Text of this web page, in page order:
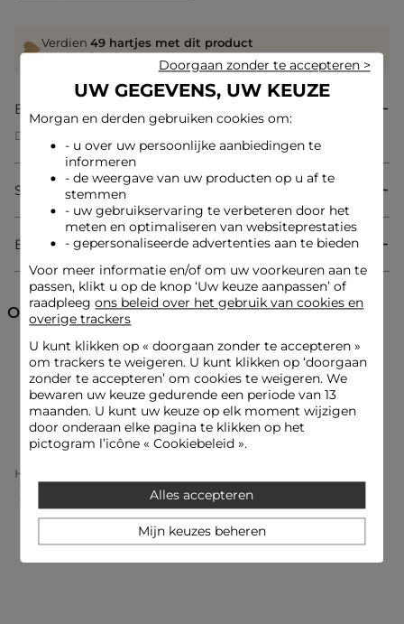
Verdien 49 hartjes met dit product
Log in of registreer
Beschrijving
Deze lange en rechte jurk belichaamt een moderne
vrouwelijkheid dankzij de snit die een verfijnd silhouet
creëert. De volantdetails aan de mouwen geven een
geraffineerde elegantie, terwijl een subtiele split precies de
juiste hoeveelheid sensualiteit onthult. De vloeiende
uitstraling zorgt voor lichtheid en elegantie voor een
onweerstaanbaar vrouwelijke stijl.
Lange jurk
Rechte vorm
V-hals
Korte mouwen
Split
Look ideeën
De vloeiende en gesplitte jurk wordt gecombineerd met
sandalen met hakken voor een vrouwelijke en verfijnde
uitstraling.
Dit lange rechte stuk wordt gedragen met een korte
gestructureerde jas, wat een gedurfd contrast creëert dat het
Samenstelling & onderhoud
Bezorging & Retourzending
Ontdek ook
Lange jurken Feestjurken Rechte jurken
Jurken Jurken met print
Home
Lange Jurken Femme
Lange, Vloeiende Jurk Meerkleurig Vrouw
UW GEGEVENS, UW KEUZE
Morgan en derden gebruiken cookies om:
- u over uw persoonlijke aanbiedingen te
informeren
- de weergave van uw producten op u af te
stemmen
- uw gebruikservaring te verbeteren door het
meten en optimaliseren van websiteprestaties
- gepersonaliseerde advertenties aan te bieden
Voor meer informatie en/of om uw voorkeuren aan te
passen, klikt u op de knop ‘Uw keuze aanpassen’ of
raadpleegons beleid over het gebruik van cookies en
overige trackers
U kunt klikken op « doorgaan zonder te accepteren»
om trackers te weigeren. U kunt klikken op ‘doorgaan
zonder te accepteren’ om cookies te weigeren. We
bewaren uw keuze gedurende een periode van 13
maanden. U kunt uw keuze op elk moment wijzigen
door onderaan elke pagina te klikken op het
pictogram l’icône « Cookiebeleid ».
Alles accepteren
Doorgaan zonder te accepteren >
Mijn keuzes beheren